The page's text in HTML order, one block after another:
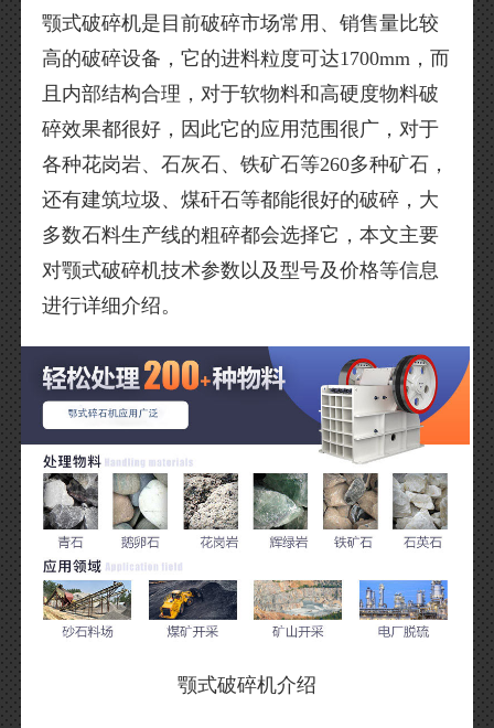
颚式破碎机是目前破碎市场常用、销售量比较
高的破碎设备，它的进料粒度可达1700mm，而
且内部结构合理，对于软物料和高硬度物料破
碎效果都很好，因此它的应用范围很广，对于
各种花岗岩、石灰石、铁矿石等260多种矿石，
还有建筑垃圾、煤矸石等都能很好的破碎，大
多数石料生产线的粗碎都会选择它，本文主要
对颚式破碎机技术参数以及型号及价格等信息
进行详细介绍。
颚式破碎机介绍